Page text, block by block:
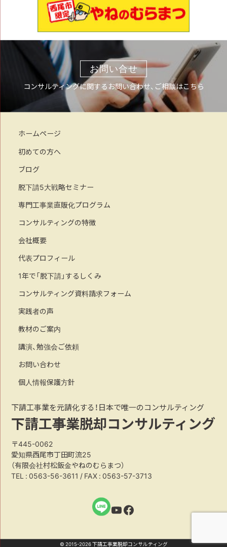
お問い合せ
コンサルティングに関するお問い合わせ、ご相談はこちら
ホームページ
初めての方へ
ブログ
脱下請5大戦略セミナー
専門工事業直販化プログラム
コンサルティングの特徴
会社概要
代表プロフィール
1年で「脱下請」するしくみ
コンサルティング資料請求フォーム
実践者の声
教材のご案内
講演、勉強会ご依頼
お問い合わせ
個人情報保護方針
下請工事業を元請化する！日本で唯一のコンサルティング
下請工事業脱却コンサルティング
〒445-0062
愛知県西尾市丁田町流25
（有限会社村松鈑金やねのむらまつ）
TEL :0563-56-3611 / FAX : 0563-57-3713
YouTube
Facebook
© 2015-2026 下請工事業脱却コンサルティング